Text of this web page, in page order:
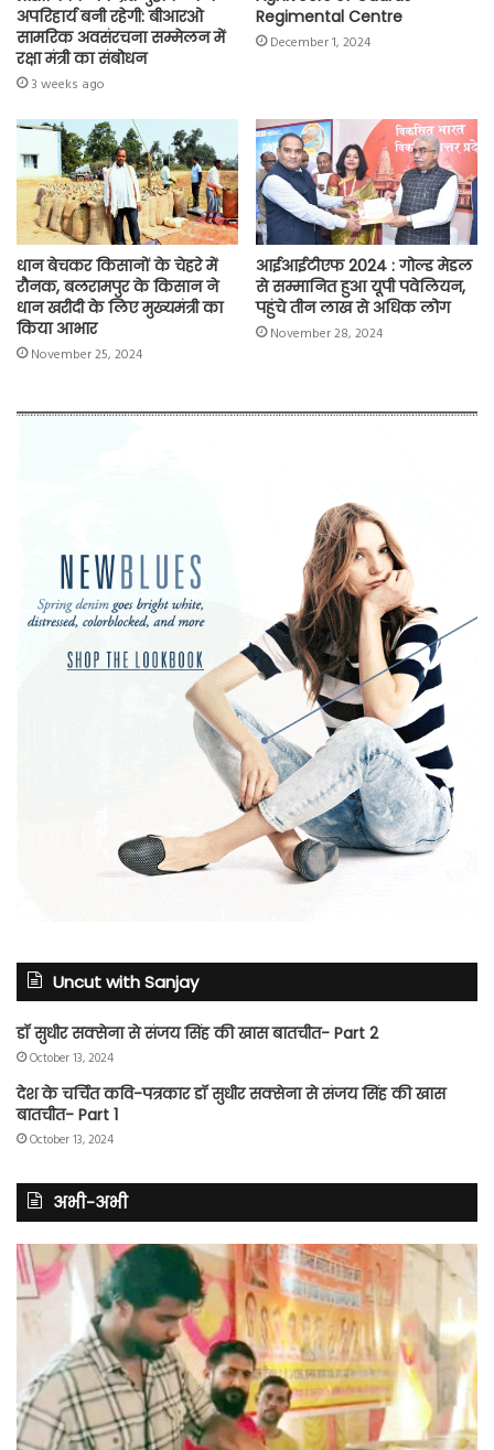
अपरिहार्य बनी रहेगी: बीआरओ
सामरिक अवसंरचना सम्मेलन में
रक्षा मंत्री का संबोधन
3 weeks ago
Regimental Centre
December 1, 2024
धान बेचकर किसानों के चेहरे में
रौनक, बलरामपुर के किसान ने
धान खरीदी के लिए मुख्यमंत्री का
किया आभार
November 25, 2024
आईआईटीएफ 2024 : गोल्ड मेडल
से सम्मानित हुआ यूपी पवेलियन,
पहुंचे तीन लाख से अधिक लोग
November 28, 2024
Uncut with Sanjay
डॉ सुधीर सक्सेना से संजय सिंह की खास बातचीत- Part 2
October 13, 2024
देश के चर्चित कवि-पत्रकार डॉ सुधीर सक्सेना से संजय सिंह की खास
बातचीत- Part 1
October 13, 2024
अभी-अभी